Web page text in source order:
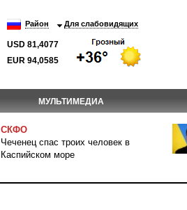
Район Для слабовидящих
USD 81,4077
EUR 94,0585
МУЛЬТИМЕДИА
СКФО
Чеченец спас троих человек в
Каспийском море